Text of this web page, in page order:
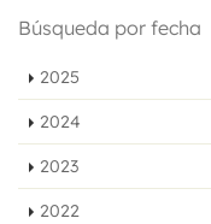
Búsqueda por fecha
2025
2024
2023
2022